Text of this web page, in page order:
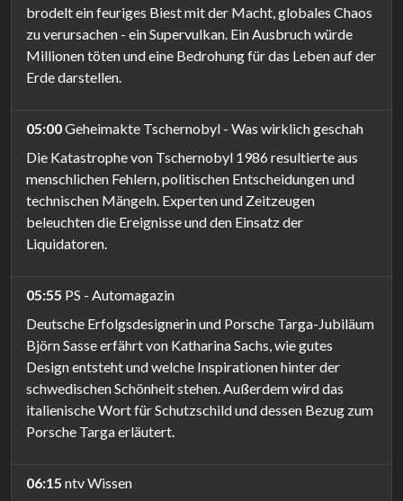
brodelt ein feuriges Biest mit der Macht, globales Chaos
zu verursachen - ein Supervulkan. Ein Ausbruch würde
Millionen töten und eine Bedrohung für das Leben auf der
Erde darstellen.
05:00Geheimakte Tschernobyl - Was wirklich geschah
Die Katastrophe von Tschernobyl 1986 resultierte aus
menschlichen Fehlern, politischen Entscheidungen und
technischen Mängeln. Experten und Zeitzeugen
beleuchten die Ereignisse und den Einsatz der
Liquidatoren.
05:55 PS - Automagazin
Deutsche Erfolgsdesignerin und Porsche Targa-Jubiläum
Björn Sasse erfährt von Katharina Sachs, wie gutes
Design entsteht und welche Inspirationen hinter der
schwedischen Schönheit stehen. Außerdem wird das
italienische Wort für Schutzschild und dessen Bezug zum
Porsche Targa erläutert.
06:15 ntv Wissen